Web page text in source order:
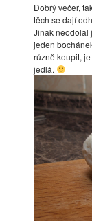
Dobrý večer,
těch se dají
Jinak neodolal
jeden
různě koupit,
jedlá.